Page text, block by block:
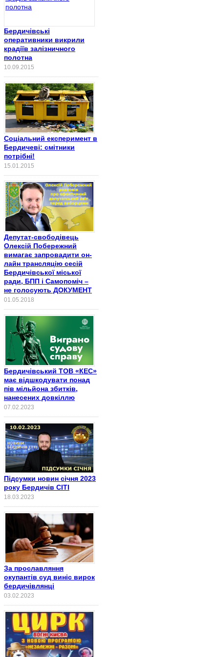
Бердичівські
оперативники викрили
крадіїв залізничного
полотна
10.09.2015
Соціальний експеримент в
Бердичеві: смітники
потрібні!
15.01.2015
Депутат-свободівець
Олексій Побережний
вимагає запровадити он-
лайн трансляцію сесій
Бердичівської міської
ради, БПП і Самопоміч –
не голосують ДОКУМЕНТ
01.05.2018
Бердичівський ТОВ «КЕС»
має відшкодувати понад
пів мільйона збитків,
нанесених довкіллю
07.02.2023
Підсумки новин січня 2023
року Бердичів СІТІ
18.03.2023
За прославляння
окупантів суд виніс вирок
бердичівлянці
03.02.2023